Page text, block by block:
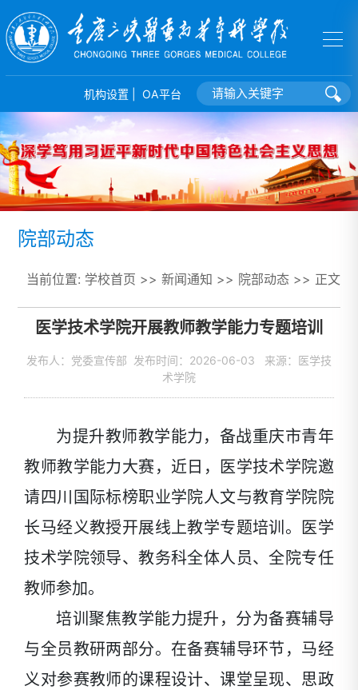
机构设置 | OA平台
院部动态
当前位置: 学校首页 >> 新闻通知 >> 院部动态>> 正文
医学技术学院开展教师教学能力专题培训
发布人：党委宣传部 发布时间：2026-06-03 来源：医学技
术学院
为提升教师教学能力，备战重庆市青年
教师教学能力大赛，近日，医学技术学院邀
请四川国际标榜职业学院人文与教育学院院
长马经义教授开展线上教学专题培训。医学
技术学院领导、教务科全体人员、全院专任
教师参加。
培训聚焦教学能力提升，分为备赛辅导
与全员教研两部分。在备赛辅导环节，马经
义对参赛教师的课程设计、课堂呈现、思政